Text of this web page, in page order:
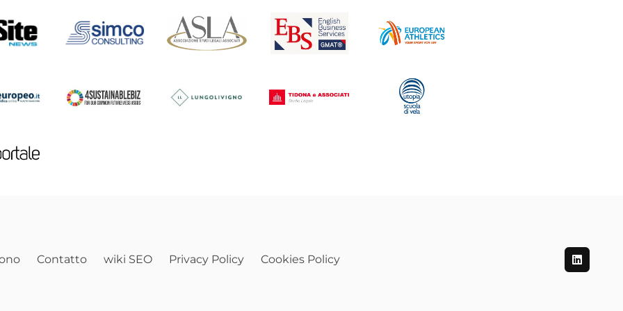
Contatto wiki SEO Privacy Policy Cookies Policy